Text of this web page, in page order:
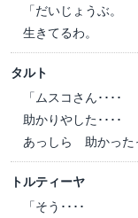
「だいじょうぶ。
生きてるわ。
タルト
「ムスコさん････
助かりやした････
あっしら 助かった
トルティーヤ
「そう････